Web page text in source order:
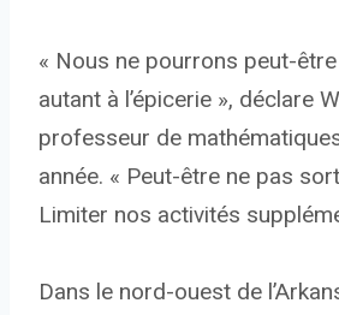
« Nous ne pourrons peut-
autant à l’épicerie », déclare
professeur de
année. « Peut-être ne pas
Limiter nos activités
Dans le nord-ouest de